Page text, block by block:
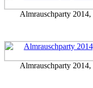
Almrauschparty
Almrauschparty